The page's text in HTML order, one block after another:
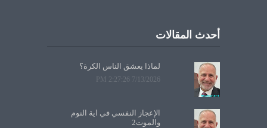
أحدث المقالات
لماذا يعشق الناس الكرة؟
7/13/2026 2:27:26 PM
الإعجاز النفسي في آية النوم
والموت2